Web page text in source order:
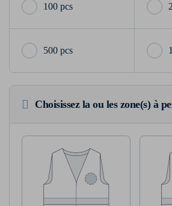
100 pcs
500 pcs
Choisissez la ou les zone(s) à